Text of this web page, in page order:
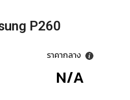
P260
ราคากลาง
N/A